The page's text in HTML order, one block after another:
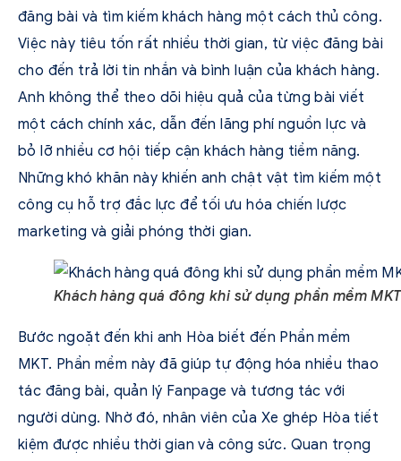
đăng bài và tìm kiếm khách hàng một cách thủ công.
Việc này tiêu tốn rất nhiều thời gian, từ việc đăng bài
cho đến trả lời tin nhắn và bình luận của khách hàng.
Anh không thể theo dõi hiệu quả của từng bài viết
một cách chính xác, dẫn đến lãng phí nguồn lực và
bỏ lỡ nhiều cơ hội tiếp cận khách hàng tiềm năng.
Những khó khăn này khiến anh chật vật tìm kiếm một
công cụ hỗ trợ đắc lực để tối ưu hóa chiến lược
marketing và giải phóng thời gian.
Khách hàng quá đông khi sử dụng phần mềm MKT
Bước ngoặt đến khi anh Hòa biết đến Phần mềm
MKT. Phần mềm này đã giúp tự động hóa nhiều thao
tác đăng bài, quản lý Fanpage và tương tác với
người dùng. Nhờ đó, nhân viên của Xe ghép Hòa tiết
kiệm được nhiều thời gian và công sức. Quan trọng